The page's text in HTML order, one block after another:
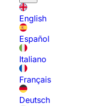
English
Español
Italiano
Français
Deutsch